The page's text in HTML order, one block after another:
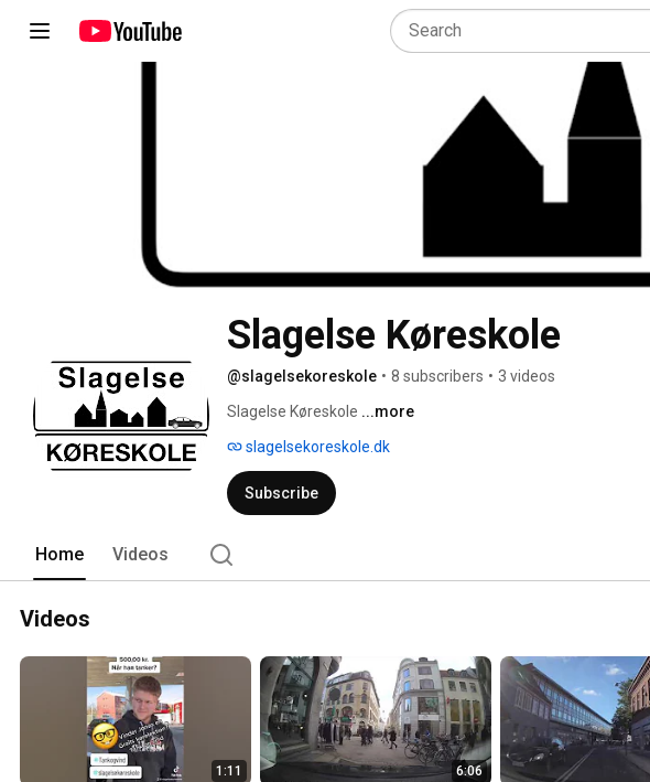
Slagelse Køreskole
@slagelsekoreskole • 8 subscribers • 3 videos
Slagelse Køreskole ...more
slagelsekoreskole.dk
Subscribe
Home Videos
Videos
1:11 6:06